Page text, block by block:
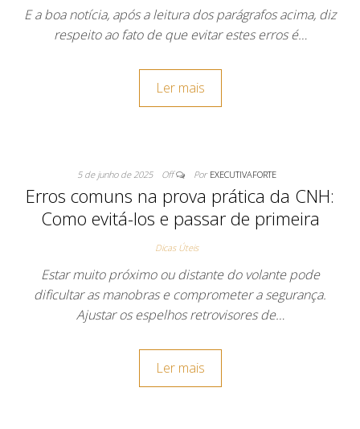
E a boa notícia, após a leitura dos parágrafos acima, diz
respeito ao fato de que evitar estes erros é…
Ler mais
5 de junho de 2025 Off Por EXECUTIVAFORTE
Erros comuns na prova prática da CNH:
Como evitá-los e passar de primeira
Dicas Úteis
Estar muito próximo ou distante do volante pode
dificultar as manobras e comprometer a segurança.
Ajustar os espelhos retrovisores de…
Ler mais